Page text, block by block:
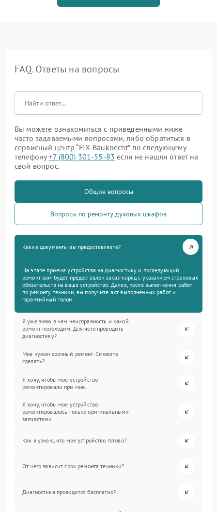
FAQ. Ответы на вопросы
Вы можете ознакомиться с приведенными ниже
часто задаваемыми вопросами, либо обратиться в
сервисный центр “FIX-Bauknecht” по следующему
телефону+7 (800) 301-55-83 если не нашли ответ на
свой вопрос.
Общие вопросы
Вопросы по ремонту духовых шкафов
Какие документы вы предоставляете?
На этапе приема устройства на диагностику и последующий
ремонт вам будет предоставлен заказ-наряд с указанием страховых
обязательств на ваше устройство. Далее, после выполнения работ
по ремонту техники, вы получите акт выполненных работ и
гарантийный талон.
Я уже знаю в чем неисправность и какой
ремонт необходим. Для чего проводить
диагностику?
Мне нужен срочный ремонт. Сможете
сделать?
Я хочу, чтобы мое устройство
ремонтировали при мне.
Я хочу, чтобы мое устройство
ремонтировалось только оригинальными
запчастями.
Как я узнаю, что мое устройство готово?
От чего зависит срок ремонта техники?
Диагностика проводится бесплатно?